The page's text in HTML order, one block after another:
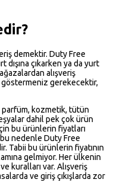
demektir. Duty Free
çıkarken ya da yurt
alışveriş
gerekecektir,
parfüm, kozmetik, tütün
dahil pek çok ürün
bu ürünlerin fiyatları
nedenle Duty Free
Tabii bu ürünlerin fiyatının
gelmiyor. Her ülkenin
kuralları var. Alışveriş
ve giriş çıkışlarda zor